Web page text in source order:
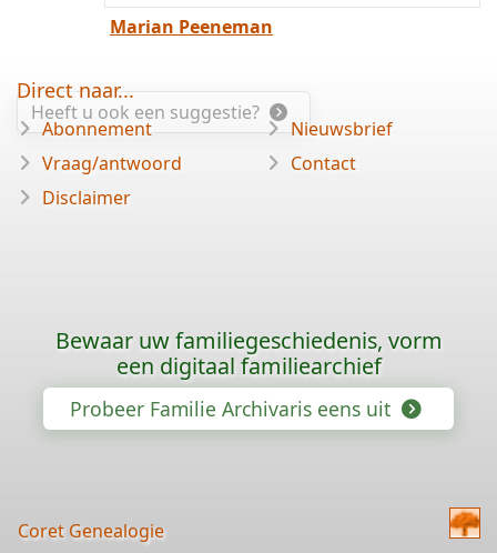
Marian Peeneman
Heeft u ook een suggestie?
Direct naar...
Abonnement
Vraag/antwoord
Disclaimer
Nieuwsbrief
Contact
Bewaar uw familiegeschiedenis, vorm
een digitaal familiearchief
Probeer Familie Archivaris eens uit
Coret Genealogie